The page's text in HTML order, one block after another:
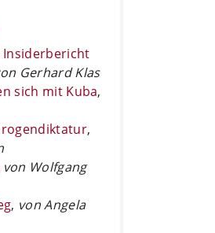
Insiderbericht
Gerhard Klas
sich mit Kuba,
,
von Wolfgang
, von Angela